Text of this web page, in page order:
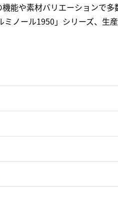
能や素材バリエーションで多
ノール1950」シリーズ、生